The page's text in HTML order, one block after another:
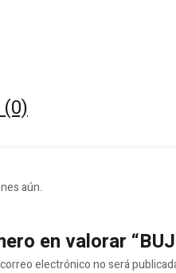
aún.
en valorar
electrónico no será